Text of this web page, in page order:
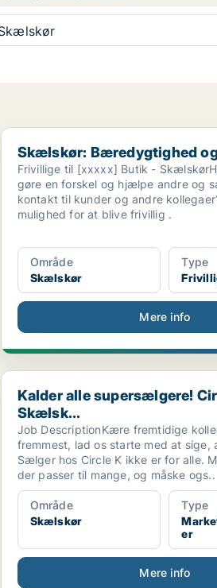
Skælskør: Bæredygtighed og
Skælskør: Bæredygtighed
Frivillige til [xxxxx] Butik -
gøre en forskel og hjælpe andre og
kontakt til kunder og andre
mulighed for at blive frivillig .
Område
Skælskør
Type
Mere info
Kalder alle supersælgere! Circle K
Kalder alle supersælgere!
Skælsk...
Job DescriptionKære fremtidige
fremmest, lad os starte med at sige,
Sælger hos Circle K ikke er for alle.
der passer til mange, og måske ogs..
Område
Skælskør
Type
er
Mere info